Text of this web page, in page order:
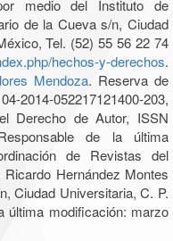
medio del Instituto de
de la Cueva s/n, Ciudad
Tel. (52) 55 56 22 74
hechos-y-derechos.
Mendoza. Reserva de
052217121400-203,
Derecho de Autor, ISSN
de la última
de Revistas del
Hernández Montes
Ciudad Universitaria, C. P.
última modificación: marzo